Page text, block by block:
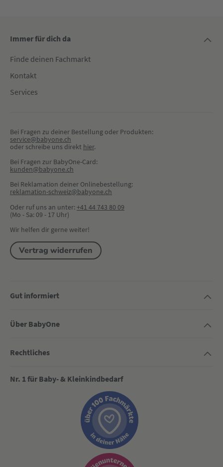
Immer für dich da
Finde deinen Fachmarkt
Kontakt
Services
Bei Fragen zu deiner Bestellung oder Produkten:
service@babyone.ch
oder schreibe uns direkt hier.
Bei Fragen zur BabyOne-Card:
kunden@babyone.ch
Bei Reklamation deiner Onlinebestellung:
reklamation-schweiz@babyone.ch
Oder ruf uns an unter:+41 44 743 80 09
(Mo - Sa: 09 - 17 Uhr)
Wir helfen dir gerne weiter!
Vertrag widerrufen
Gut informiert
Über BabyOne
Rechtliches
Nr. 1 für Baby- & Kleinkindbedarf